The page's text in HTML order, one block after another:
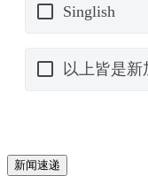
新闻速递